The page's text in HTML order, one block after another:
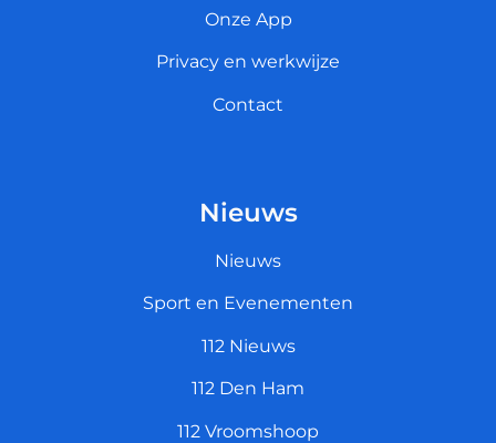
Onze App
Privacy en werkwijze
Contact
Nieuws
Nieuws
Sport en Evenementen
112 Nieuws
112 Den Ham
112 Vroomshoop